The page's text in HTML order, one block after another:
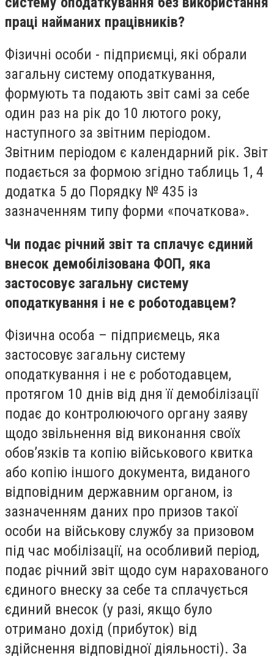
праці найманих працівників?
Фізичні особи - підприємці, які обрали
загальну систему оподаткування,
формують та подають звіт самі за себе
один раз на рік до 10 лютого року,
наступного за звітним періодом.
Звітним періодом є календарний рік. Звіт
подається за формою згідно таблиць 1, 4
додатка 5 до Порядку № 435 із
зазначенням типу форми «початкова».
Чи подає річний звіт та сплачує єдиний
внесок демобілізована ФОП, яка
застосовує загальну систему
оподаткування і не є роботодавцем?
Фізична особа – підприємець, яка
застосовує загальну систему
оподаткування і не є роботодавцем,
протягом 10 днів від дня її демобілізації
подає до контролюючого органу заяву
щодо звільнення від виконання своїх
обов’язків та копію військового квитка
або копію іншого документа, виданого
відповідним державним органом, із
зазначенням даних про призов такої
особи на військову службу за призовом
під час мобілізації, на особливий період,
подає річний звіт щодо сум нарахованого
єдиного внеску за себе та сплачується
єдиний внесок (у разі, якщо було
отримано дохід (прибуток) від
здійснення відповідної діяльності). За